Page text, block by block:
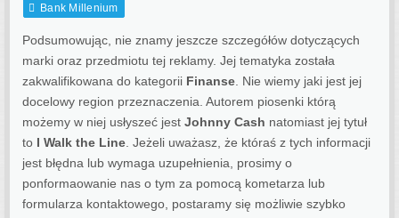
Bank Millenium
Podsumowując, nie znamy jeszcze szczegółów dotyczących
marki oraz przedmiotu tej reklamy. Jej tematyka została
zakwalifikowana do kategorii Finanse . Nie wiemy jaki jest jej
docelowy region przeznaczenia. Autorem piosenki którą
możemy w niej usłyszeć jest Johnny Cash natomiast jej tytuł
to I Walk the Line . Jeżeli uważasz, że któraś z tych informacji
jest błędna lub wymaga uzupełnienia, prosimy o
ponformaowanie nas o tym za pomocą kometarza lub
formularza kontaktowego, postaramy się możliwie szybko